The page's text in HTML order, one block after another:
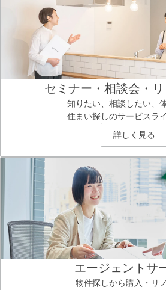
セミナー・相談会・
知りたい、相談したい、
住まい探しのサービスラ
詳しく見る
エージェントサ
物件探しから購入・リ